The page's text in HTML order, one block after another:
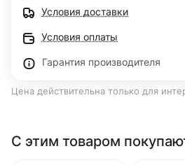
Условия доставки
Условия оплаты
Гарантия производителя
Цена действительна только для
С этим товаром